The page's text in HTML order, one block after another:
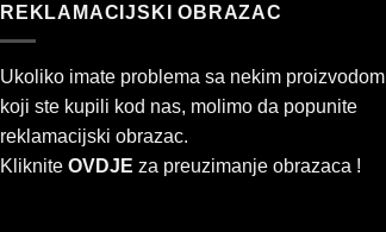
REKLAMACIJSKI OBRAZAC
Ukoliko imate problema sa nekim proizvodom
koji ste kupili kod nas, molimo da popunite
reklamacijski obrazac.
Kliknite OVDJE za preuzimanje obrazaca !